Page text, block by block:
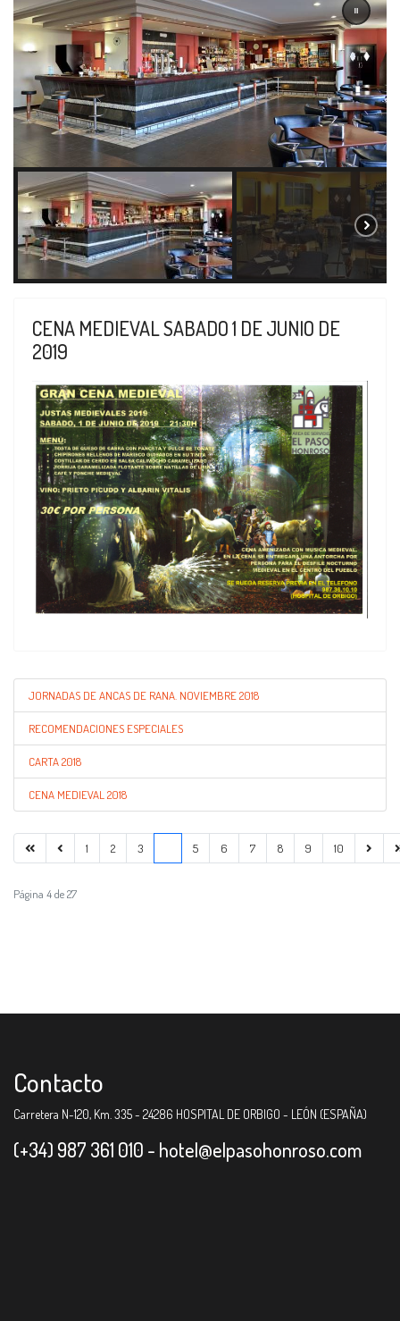
CENA MEDIEVAL SABADO 1 DE JUNIO DE
2019
JORNADAS DE ANCAS DE RANA. NOVIEMBRE 2018
RECOMENDACIONES ESPECIALES
CARTA 2018
CENA MEDIEVAL 2018
1 2 3 5 6 7 8 9 10
Página 4 de 27
Contacto
Carretera N-120, Km. 335 - 24286 HOSPITAL DE ORBIGO - LEÓN (ESPAÑA)
(+34) 987 361 010 - hotel@elpasohonroso.com